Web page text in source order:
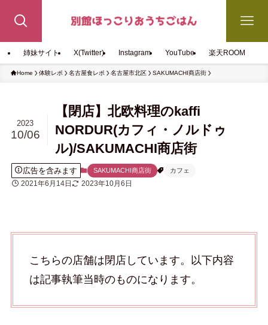
姉妹サイト X(Twitter) Instagram YouTube 楽天ROOM
Home 体験レポ 名古屋食レポ 名古屋市北区 SAKUMACHI商店街
【閉店】北欧料理のkaffi
NORDUR(カフィ・ノルドゥ
ル)/SAKUMACHI商店街
2023
10/06
広告を含みます SAKUMACHI商店街 カフェ
2021年6月14日 2023年10月6日
こちらの店舗は閉店しています。以下内容
は記事執筆当時のものになります。